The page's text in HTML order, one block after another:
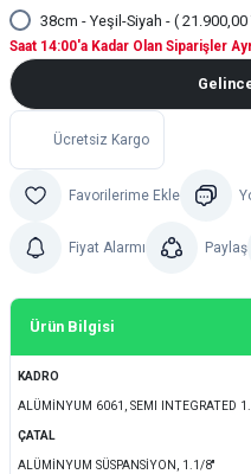
Saat 14:00'a Kadar Olan Siparişler
38cm - Yeşil-Siyah - ( 21.900,00
Ücretsiz Kargo
Fiyat Alarmı Paylaş
Ürün Bilgisi
KADRO
ALÜMİNYUM 6061, SEMI INTEGRATED
ÇATAL
ALÜMİNYUM SÜSPANSİYON, 1.1/8''